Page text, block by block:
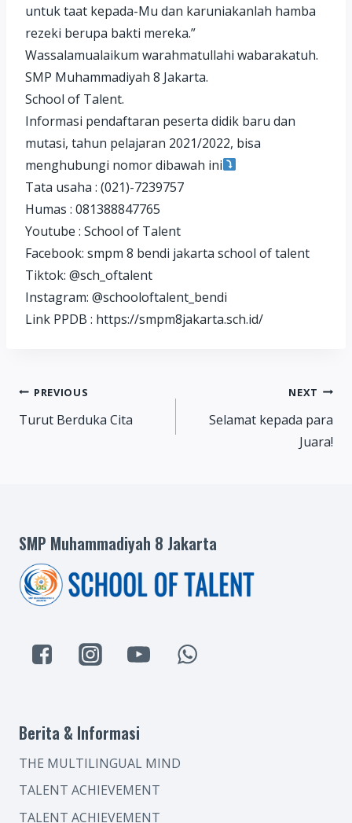
untuk taat kepada-Mu dan karuniakanlah hamba
rezeki berupa bakti mereka.”
Wassalamualaikum warahmatullahi wabarakatuh.
SMP Muhammadiyah 8 Jakarta.
School of Talent.
Informasi pendaftaran peserta didik baru dan
mutasi, tahun pelajaran 2021/2022, bisa
menghubungi nomor dibawah ini
Tata usaha : (021)-7239757
Humas : 081388847765
Youtube : School of Talent
Facebook: smpm 8 bendi jakarta school of talent
Tiktok: @sch_oftalent
Instagram: @schooloftalent_bendi
Link PPDB : https://smpm8jakarta.sch.id/
Post
PREVIOUS
Turut Berduka Cita
NEXT
Selamat kepada para
Juara!
SMP Muhammadiyah 8 Jakarta
Berita & Informasi
THE MULTILINGUAL MIND
TALENT ACHIEVEMENT
TALENT ACHIEVEMENT